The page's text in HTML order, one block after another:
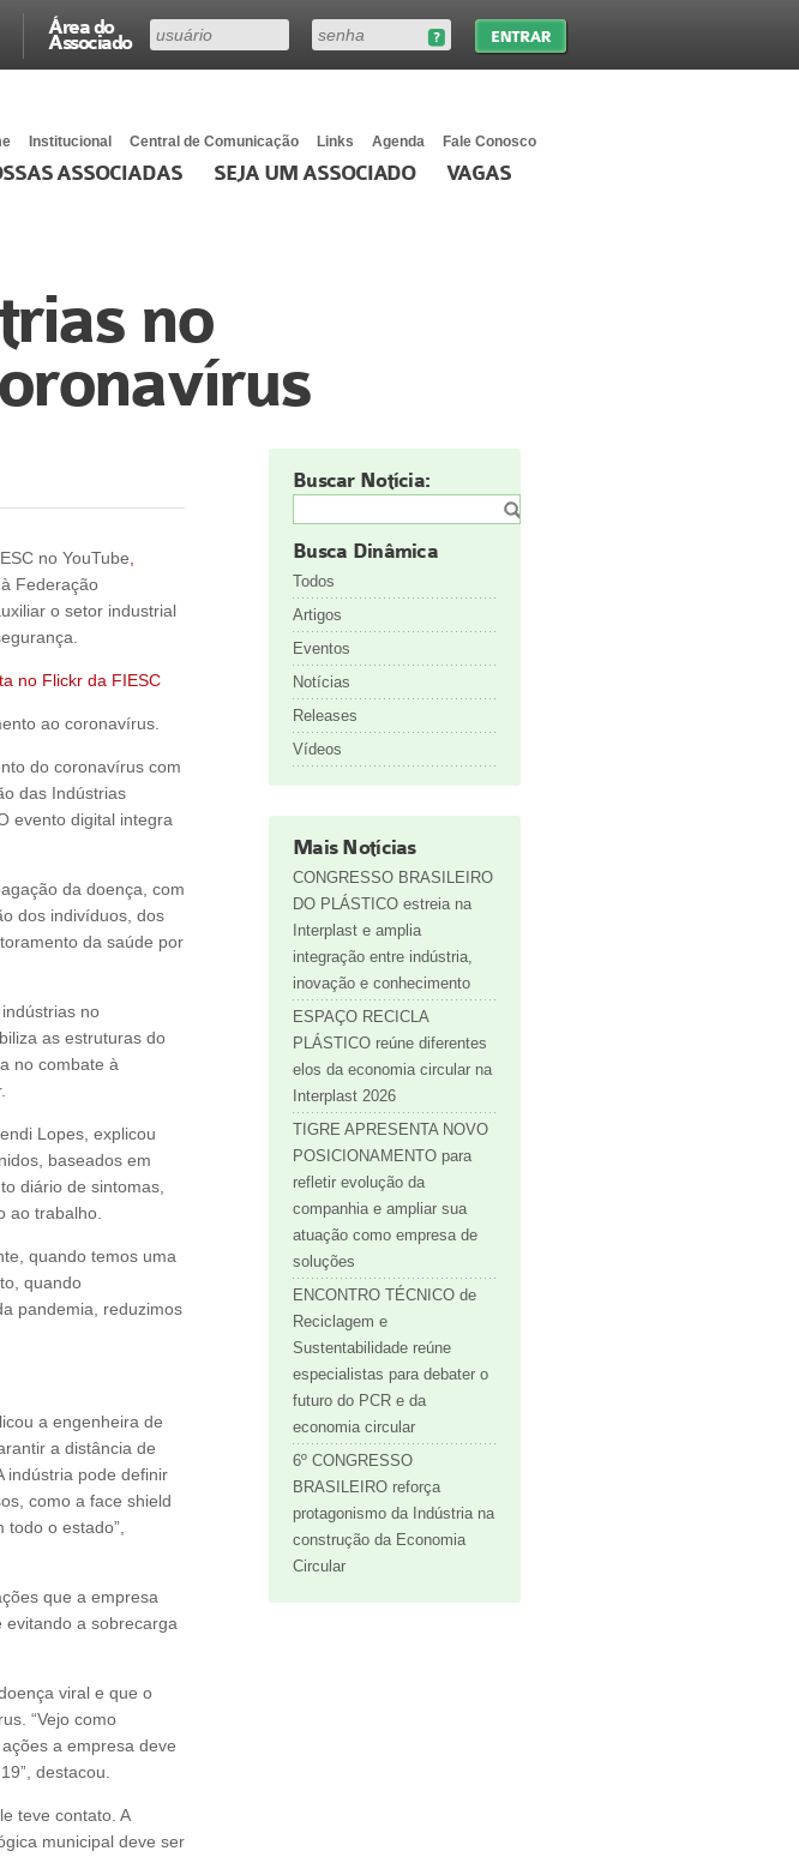
Área do
Associado
Institucional Central de Comunicação Links Agenda Fale Conosco
ASSOCIADAS SEJA UM ASSOCIADO VAGAS
no
no YouTube
Federação
o setor industrial
no Flickr da FIESC
ao coronavírus.
do coronavírus com
das Indústrias
evento digital integra
da doença, com
dos indivíduos, dos
da saúde por
no
as estruturas do
no combate à
Lopes, explicou
baseados em
diário de sintomas,
ao trabalho.
quando temos uma
quando
pandemia, reduzimos
a engenheira de
a distância de
indústria pode definir
como a face shield
o estado”,
que a empresa
a sobrecarga
viral e que o
“Vejo como
a empresa deve
destacou.
teve contato. A
municipal deve ser
Buscar Notícia:
Busca Dinâmica
Todos
Artigos
Eventos
Notícias
Releases
Vídeos
Mais Notícias
CONGRESSO BRASILEIRO
DO PLÁSTICO estreia na
Interplast e amplia
integração entre indústria,
inovação e conhecimento
ESPAÇO RECICLA
PLÁSTICO reúne diferentes
elos da economia circular na
Interplast 2026
TIGRE APRESENTA NOVO
POSICIONAMENTO para
refletir evolução da
companhia e ampliar sua
atuação como empresa de
soluções
ENCONTRO TÉCNICO de
Reciclagem e
Sustentabilidade reúne
especialistas para debater o
futuro do PCR e da
economia circular
6º CONGRESSO
BRASILEIRO reforça
protagonismo da Indústria na
construção da Economia
Circular